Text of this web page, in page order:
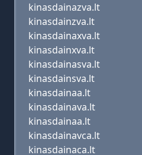
kinasdainazva.lt
kinasdainzva.lt
kinasdainaxva.lt
kinasdainxva.lt
kinasdainasva.lt
kinasdainsva.lt
kinasdainaa.lt
kinasdainava.lt
kinasdainaa.lt
kinasdainavca.lt
kinasdainaca.lt